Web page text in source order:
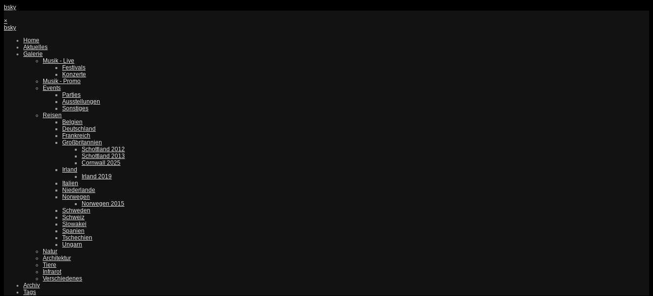
bsky
×
bsky
Home
Aktuelles
Galerie
Musik - Live
Festivals
Konzerte
Musik - Promo
Events
Parties
Ausstellungen
Sonstiges
Reisen
Belgien
Deutschland
Frankreich
Großbritannien
Schottland 2012
Schottland 2013
Cornwall 2025
Irland
Irland 2019
Italien
Niederlande
Norwegen
Norwegen 2015
Schweden
Schweiz
Slowakei
Spanien
Tschechien
Ungarn
Natur
Architektur
Tiere
Infrarot
Verschiedenes
Archiv
Tags